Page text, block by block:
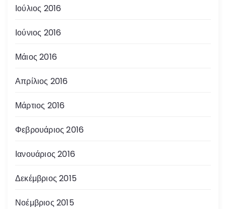
Ιούλιος 2016
Ιούνιος 2016
Μάιος 2016
Απρίλιος 2016
Μάρτιος 2016
Φεβρουάριος 2016
Ιανουάριος 2016
Δεκέμβριος 2015
Νοέμβριος 2015